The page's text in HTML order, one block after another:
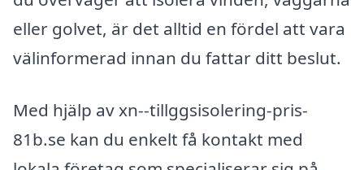
eller golvet, är det alltid en fördel att vara
välinformerad innan du fattar ditt beslut.
Med hjälp av xn--tillggsisolering-pris-
81b.se kan du enkelt få kontakt med